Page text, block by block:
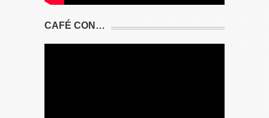
CAFÉ CON…